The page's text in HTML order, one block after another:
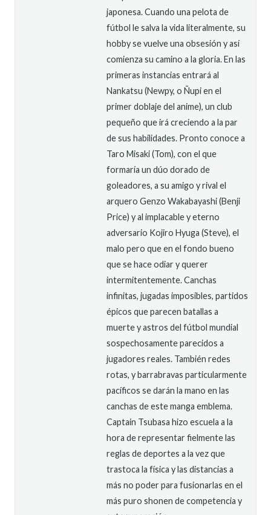
japonesa. Cuando una pelota de
fútbol le salva la vida literalmente, su
hobby se vuelve una obsesión y así
comienza su camino a la gloria. En las
primeras instancias entrará al
Nankatsu (Newpy, o Ñupi en el
primer doblaje del anime), un club
pequeño que irá creciendo a la par
de sus habilidades. Pronto conoce a
Taro Misaki (Tom), con el que
formaría un dúo dorado de
goleadores, a su amigo y rival el
arquero Genzo Wakabayashi (Benji
Price) y al implacable y eterno
adversario Kojiro Hyuga (Steve), el
malo pero que en el fondo bueno
que se hace odiar y querer
intermitentemente. Canchas
infinitas, jugadas imposibles, partidos
épicos que parecen batallas a
muerte y astros del fútbol mundial
sospechosamente parecidos a
jugadores reales. También redes
rotas, y barrabravas particularmente
pacíficos se darán la mano en las
canchas de este manga emblema.
Captain Tsubasa hizo escuela a la
hora de representar fielmente las
reglas de deportes a la vez que
trastoca la física y las distancias a
más no poder para fusionarlas en el
más puro shonen de competencia y